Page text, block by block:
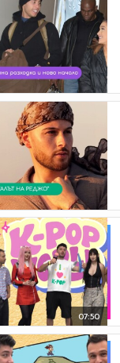
07:50